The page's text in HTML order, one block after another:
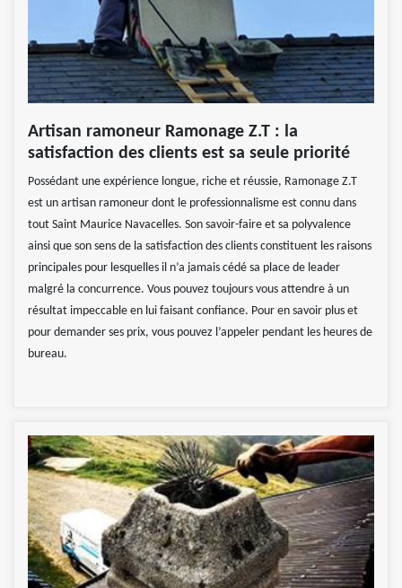
Artisan ramoneur Ramonage Z.T : la
satisfaction des clients est sa seule priorité
Possédant une expérience longue, riche et réussie, Ramonage Z.T
est un artisan ramoneur dont le professionnalisme est connu dans
tout Saint Maurice Navacelles. Son savoir-faire et sa polyvalence
ainsi que son sens de la satisfaction des clients constituent les raisons
principales pour lesquelles il n’a jamais cédé sa place de leader
malgré la concurrence. Vous pouvez toujours vous attendre à un
résultat impeccable en lui faisant confiance. Pour en savoir plus et
pour demander ses prix, vous pouvez l’appeler pendant les heures de
bureau.